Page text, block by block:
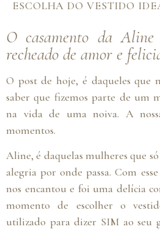
O casamento da
recheado de amor e
O post de hoje, é daqueles que
saber que fizemos parte de um
na vida de uma noiva. A
momentos.
Aline, é daquelas mulheres que
alegria por onde passa. Com
nos encantou e foi uma delícia
momento de escolher o
utilizado para dizer SIM ao seu
ESCOLHA DO VESTIDO